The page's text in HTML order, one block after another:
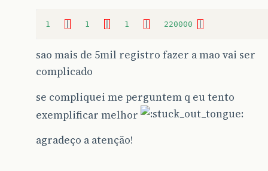
1 1 1 220000
sao mais de 5mil registro fazer a mao vai ser
complicado
se compliquei me perguntem q eu tento
exemplificar melhor
agradeço a atenção!